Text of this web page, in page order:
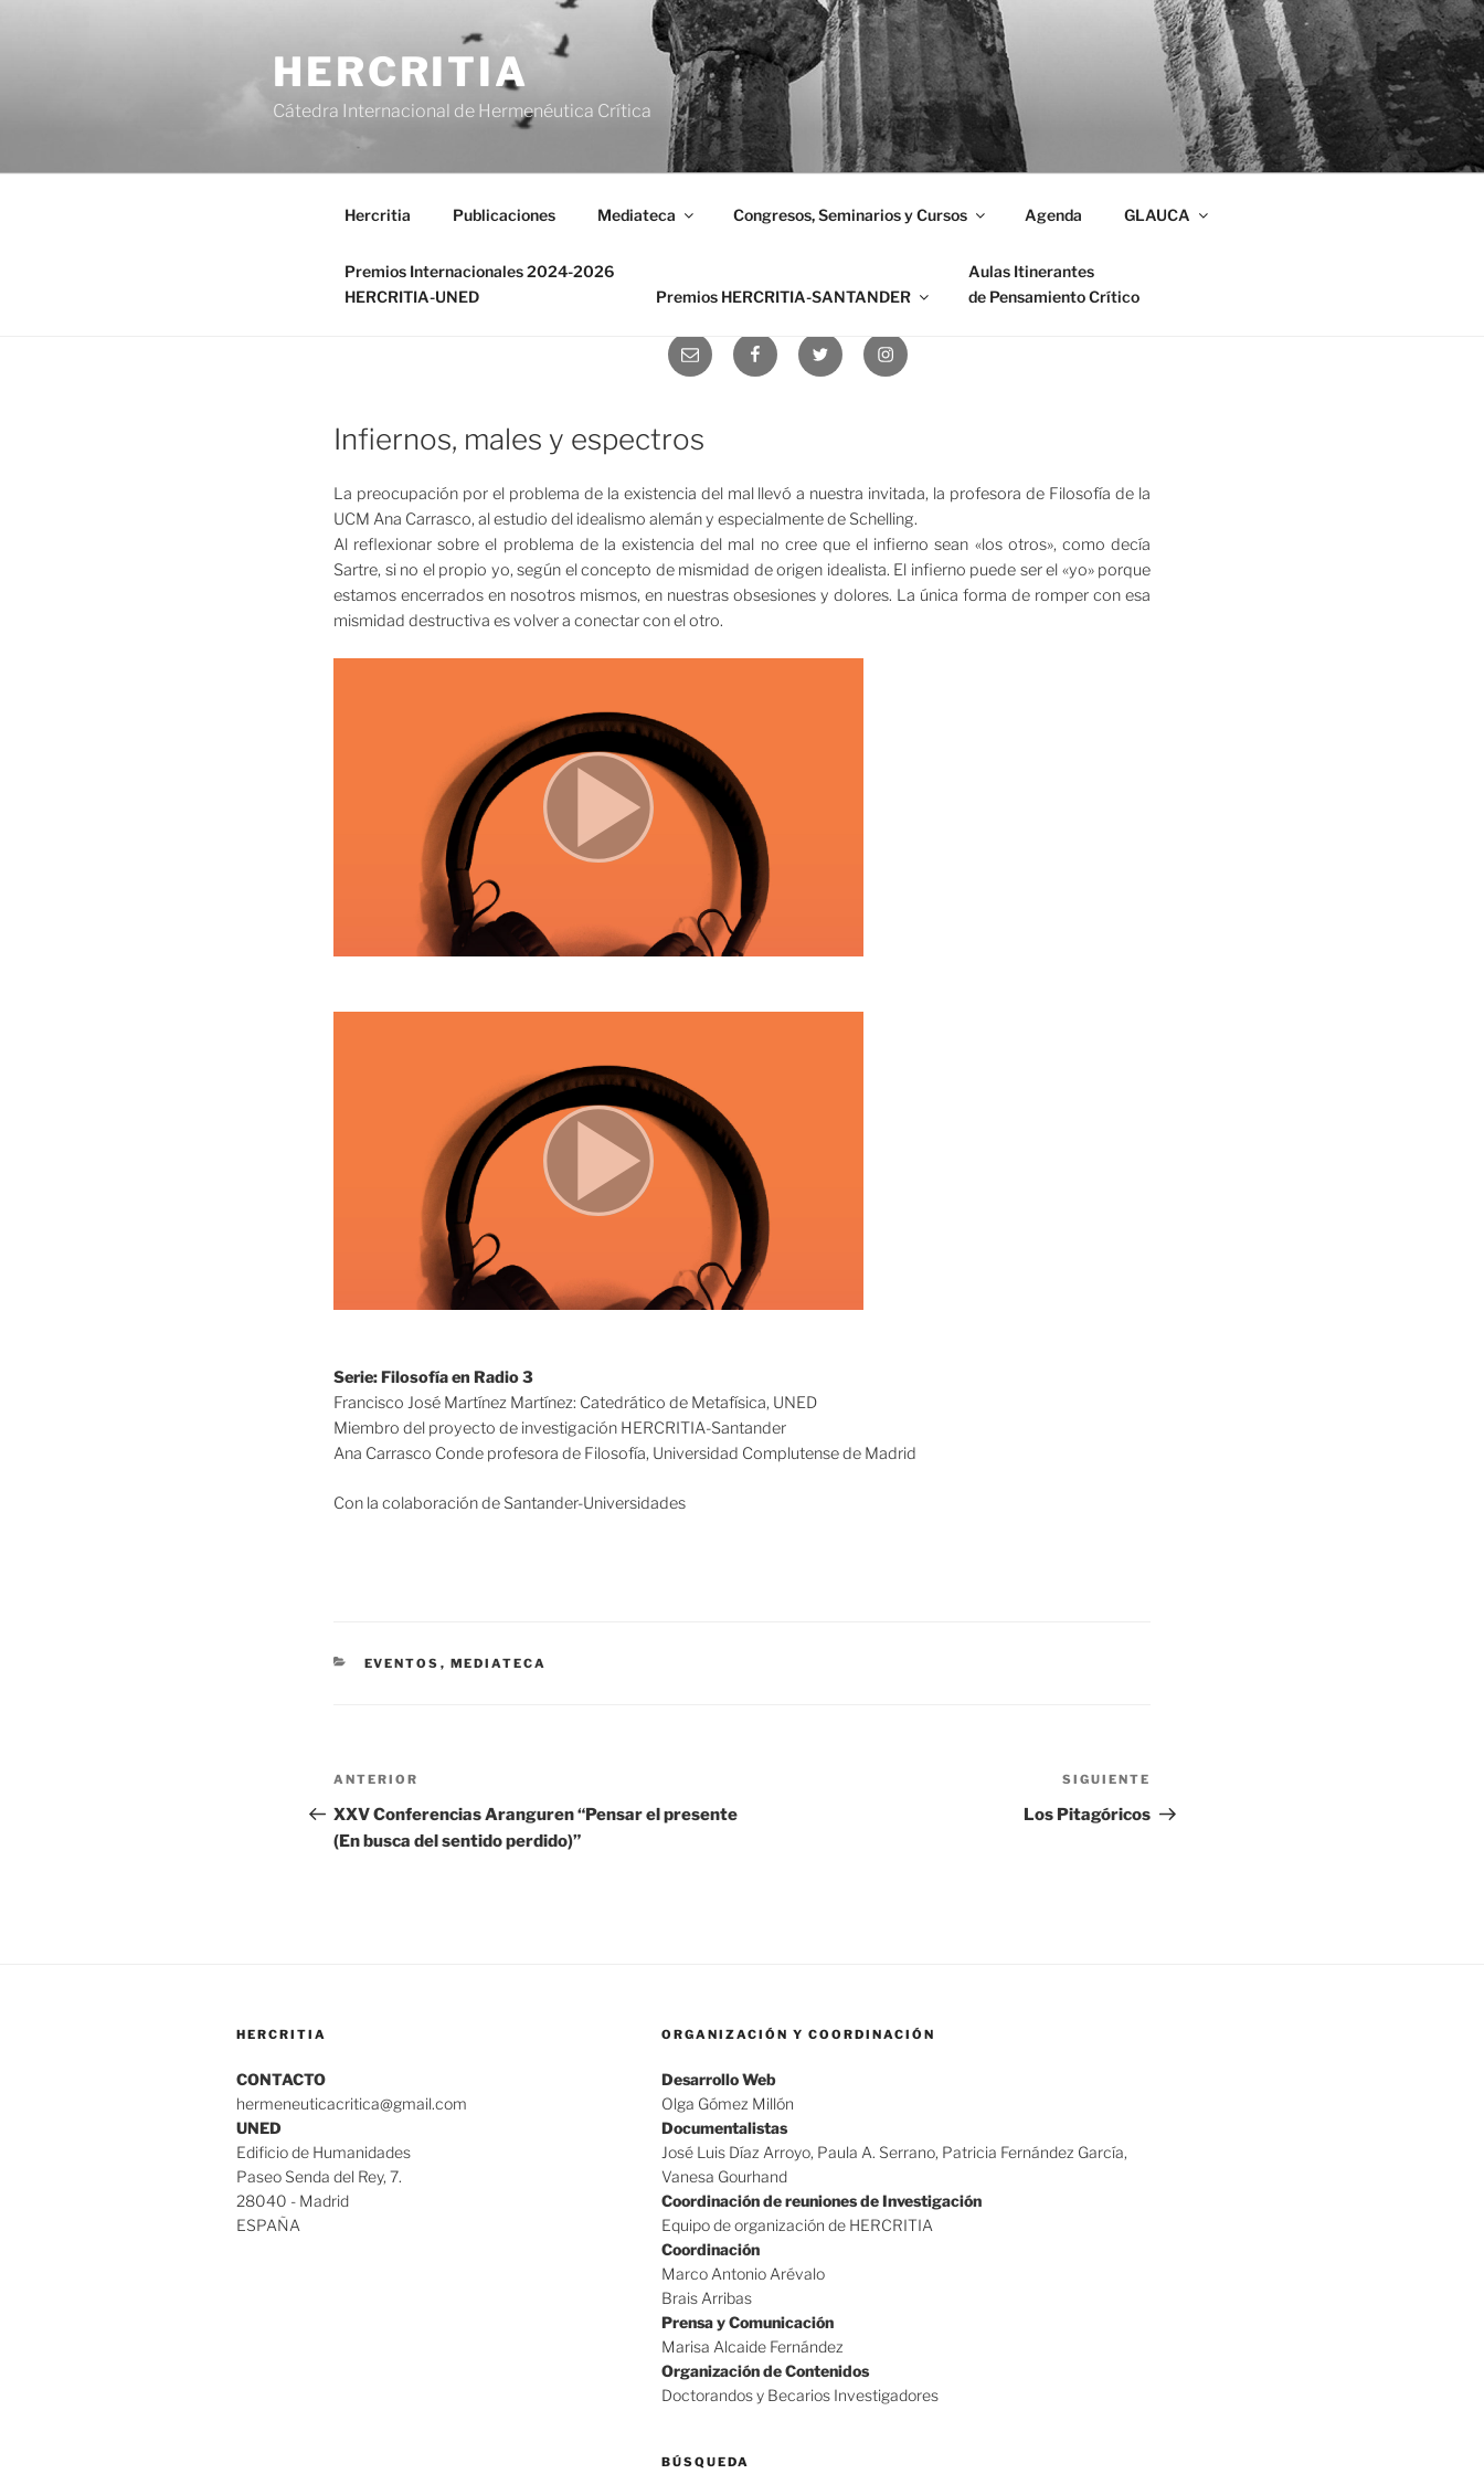
HERCRITIA
Cátedra Internacional de Hermenéutica Crítica
Hercritia Publicaciones Mediateca Congresos, Seminarios y Cursos Agenda GLAUCA
Premios Internacionales 2024-2026
HERCRITIA-UNED
Premios HERCRITIA-SANTANDER
Aulas Itinerantes
de Pensamiento Crítico
Infiernos, males y espectros
La preocupación por el problema de la existencia del mal llevó a nuestra invitada, la profesora de Filosofía de la
UCM Ana Carrasco, al estudio del idealismo alemán y especialmente de Schelling.
Al reflexionar sobre el problema de la existencia del mal no cree que el infierno sean «los otros», como decía
Sartre, si no el propio yo, según el concepto de mismidad de origen idealista. El infierno puede ser el «yo» porque
estamos encerrados en nosotros mismos, en nuestras obsesiones y dolores. La única forma de romper con esa
mismidad destructiva es volver a conectar con el otro.
Serie: Filosofía en Radio 3
Francisco José Martínez Martínez: Catedrático de Metafísica, UNED
Miembro del proyecto de investigación HERCRITIA-Santander
Ana Carrasco Conde profesora de Filosofía, Universidad Complutense de Madrid
Con la colaboración de Santander-Universidades
CATEGORÍAS
EVENTOS , MEDIATECA
Navegación
de
entradas
Entrada
anterior:
ANTERIOR
XXV Conferencias Aranguren “Pensar el presente
(En busca del sentido perdido)”
entrada
SIGUIENTE
Los Pitagóricos
HERCRITIA
CONTACTO
hermeneuticacritica@gmail.com
UNED
Edificio de Humanidades
Paseo Senda del Rey, 7.
28040 - Madrid
ESPAÑA
ORGANIZACIÓN Y COORDINACIÓN
Desarrollo Web
Olga Gómez Millón
Documentalistas
José Luis Díaz Arroyo, Paula A. Serrano, Patricia Fernández García,
Vanesa Gourhand
Coordinación de reuniones de Investigación
Equipo de organización de HERCRITIA
Coordinación
Marco Antonio Arévalo
Brais Arribas
Prensa y Comunicación
Marisa Alcaide Fernández
Organización de Contenidos
Doctorandos y Becarios Investigadores
BÚSQUEDA
Correo
electrónico
FacebookTwitter Instagram